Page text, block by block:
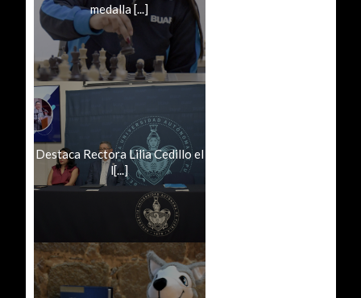
medalla [...]
Destaca Rectora Lilia Cedillo el
l[...]